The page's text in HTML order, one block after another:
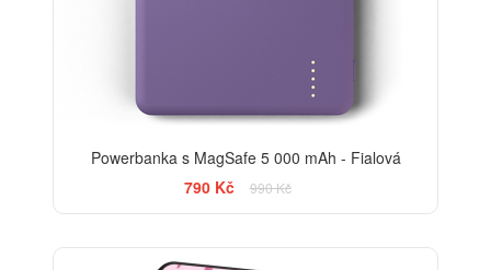
Powerbanka s MagSafe 5 000 mAh - Fialová
790 Kč
990 Kč